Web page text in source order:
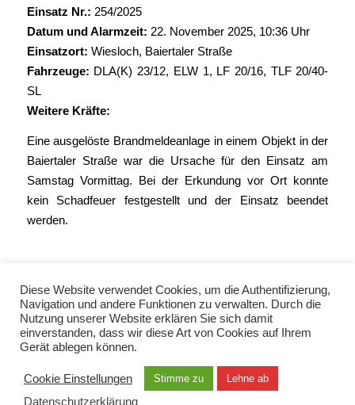
Einsatz Nr.: 254/2025
Datum und Alarmzeit: 22. November 2025, 10:36 Uhr
Einsatzort: Wiesloch, Baiertaler Straße
Fahrzeuge: DLA(K) 23/12, ELW 1, LF 20/16, TLF 20/40-
SL
Weitere Kräfte:
Eine ausgelöste Brandmeldeanlage in einem Objekt in der
Baiertaler Straße war die Ursache für den Einsatz am
Samstag Vormittag. Bei der Erkundung vor Ort konnte
kein Schadfeuer festgestellt und der Einsatz beendet
werden.
© Copyright 2021 - Freiwillige Feuerwehr Wiesloch -Enfold Theme by Kriesi
Diese Website verwendet Cookies, um die Authentifizierung,
Navigation und andere Funktionen zu verwalten. Durch die
Nutzung unserer Website erklären Sie sich damit
einverstanden, dass wir diese Art von Cookies auf Ihrem
Gerät ablegen können.
Cookie Einstellungen Stimme zu Lehne ab
Datenschutzerklärung